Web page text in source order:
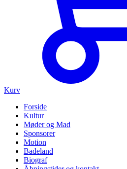
Kurv
Forside
Kultur
Møder og Mad
Sponsorer
Motion
Badeland
Biograf